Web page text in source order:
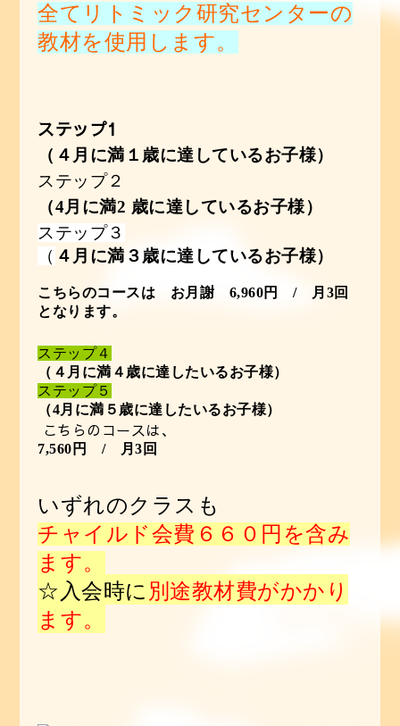
全てリトミック研究センターの
教材を使用します。
ステップ1
（４月に満１歳に達しているお子様）
ステップ２
（4月に満2 歳に達しているお子様）
ステップ３
（ ４月に満３歳に達しているお子様）
こちらのコースは お月謝 6,960円 / 月3回
となります。
ステップ４
（４月に満４歳に達したいるお子様）
ステップ５
（4月に満５歳に達したいるお子様）
こちらのコースは、
7,560円 / 月3回
いずれのクラスも
チャイルド会費６６０円を含み
ます。
☆入会時に 別途教材費がかかり
ます。